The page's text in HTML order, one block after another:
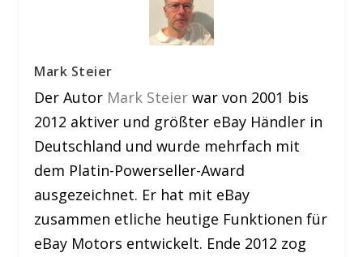
Mark Steier
Der Autor Mark Steier war von 2001 bis
2012 aktiver und größter eBay Händler in
Deutschland und wurde mehrfach mit
dem Platin-Powerseller-Award
ausgezeichnet. Er hat mit eBay
zusammen etliche heutige Funktionen für
eBay Motors entwickelt. Ende 2012 zog